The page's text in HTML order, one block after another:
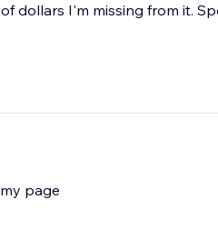
dollars I'm missing from it.